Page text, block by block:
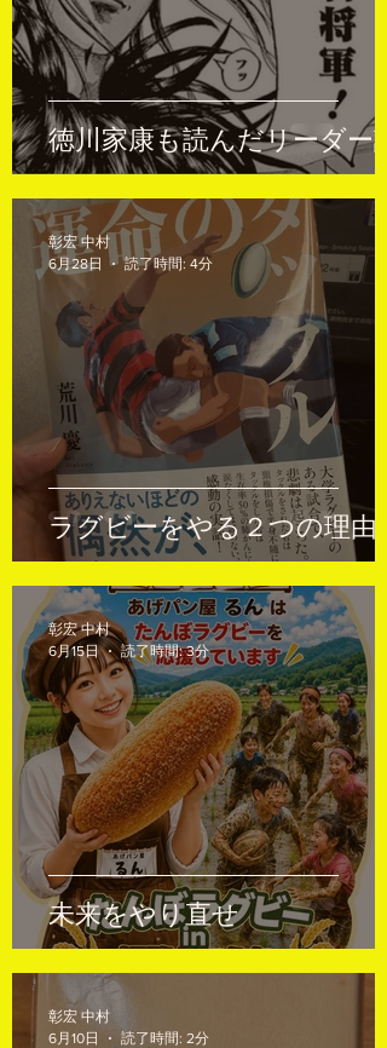
徳川家康も読んだリーダー論
ラグビーをやる２つの理由
彰宏 中村
6月28日
読了時間: 4分
未来をやり直せ
彰宏 中村
6月15日
読了時間: 3分
彰宏 中村
6月10日
読了時間: 2分